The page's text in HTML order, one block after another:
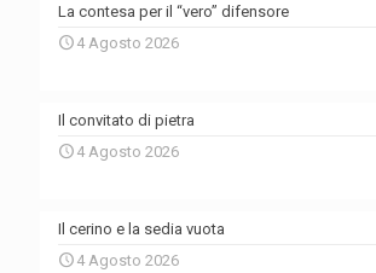
La contesa per il “vero” difensore
4 Agosto 2026
Il convitato di pietra
4 Agosto 2026
Il cerino e la sedia vuota
4 Agosto 2026